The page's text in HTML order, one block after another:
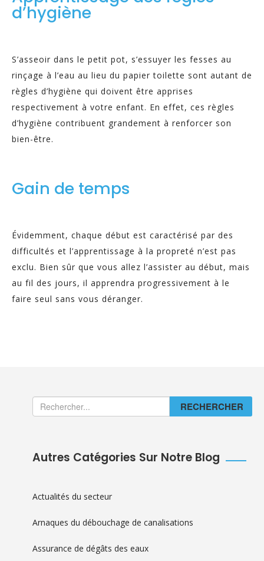
d’hygiène
S’asseoir dans le petit pot, s’essuyer les fesses au
rinçage à l’eau au lieu du papier toilette sont autant de
règles d’hygiène qui doivent être apprises
respectivement à votre enfant. En effet, ces règles
d’hygiène contribuent grandement à renforcer son
bien-être.
Gain de temps
Évidemment, chaque début est caractérisé par des
difficultés et l’apprentissage à la propreté n’est pas
exclu. Bien sûr que vous allez l’assister au début, mais
au fil des jours, il apprendra progressivement à le
faire seul sans vous déranger.
RECHERCHER
Autres Catégories Sur Notre Blog
Actualités du secteur
Arnaques du débouchage de canalisations
Assurance de dégâts des eaux